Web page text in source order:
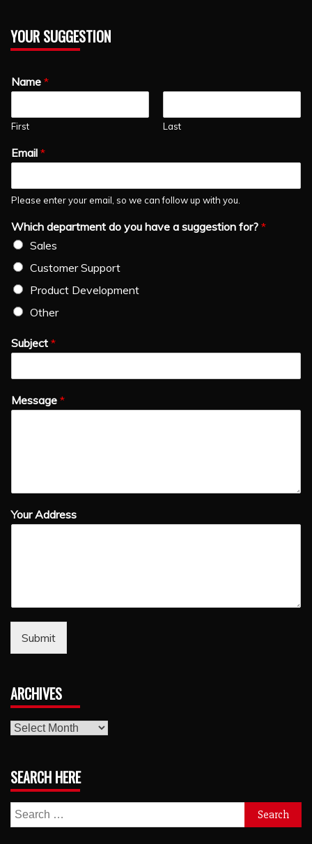
YOUR SUGGESTION
Name *
First Last
Email *
Please enter your email, so we can follow up with you.
Which department do you have a suggestion for? *
Sales
Customer Support
Product Development
Other
Subject *
Message *
Your Address
Submit
ARCHIVES
archives
SEARCH HERE
Search
for: